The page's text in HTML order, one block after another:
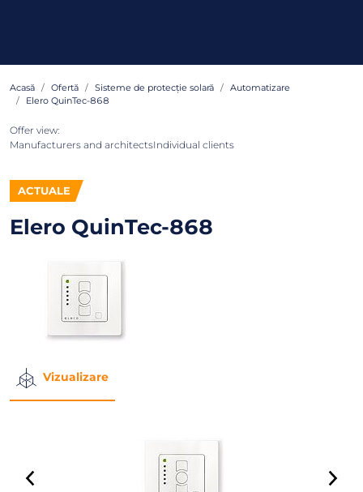
Acasă Ofertă Sisteme de protecție solară
Automatizare
Elero QuinTec-868
Offer view:
Manufacturers and architectsIndividual clients
ACTUALE
Elero QuinTec-868
Vizualizare